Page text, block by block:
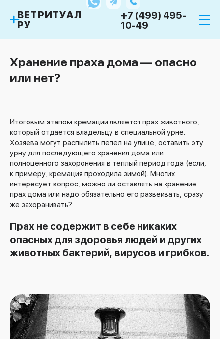
ВЕТРИТУАЛ
РУ
+7 (499) 495-
10-49
Хранение праха дома — опасно
или нет?
Итоговым этапом кремации является прах животного,
который отдается владельцу в специальной урне.
Хозяева могут распылить пепел на улице, оставить эту
урну для последующего хранения дома или
полноценного захоронения в теплый период года (если,
к примеру, кремация проходила зимой). Многих
интересует вопрос, можно ли оставлять на хранение
прах дома или надо обязательно его развеивать, сразу
же захоранивать?
Прах не содержит в себе никаких
опасных для здоровья людей и других
животных бактерий, вирусов и грибков.